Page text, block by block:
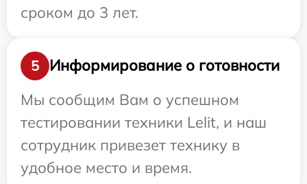
сроком до 3 лет.
5
Информирование о готовности
Мы сообщим Вам о успешном
тестировании техники Lelit, и наш
сотрудник привезет технику в
удобное место и время.